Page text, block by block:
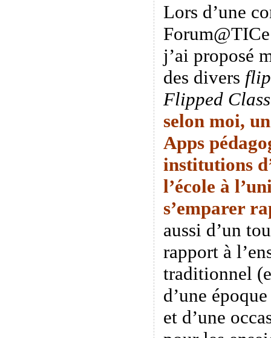
Lors d’une
j’ai proposé
des divers
Flipped
selon moi,
Apps
institutions
l’école à
s’emparer
aussi d’un
rapport à
traditionnel
d’une
et d’une